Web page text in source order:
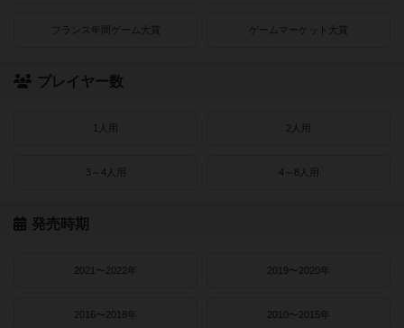
フランス年間ゲーム大賞 ゲームマーケット大賞
プレイヤー数
1人用 2人用
3～4人用 4～8人用
発売時期
2021〜2022年 2019〜2020年
2016〜2018年 2010〜2015年